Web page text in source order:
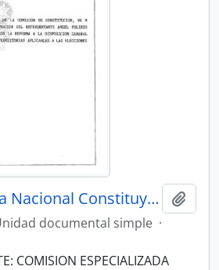
Actas Asamblea Nacional Constituyente 97-98
documental simple ·
COMISION ESPECIALIZADA